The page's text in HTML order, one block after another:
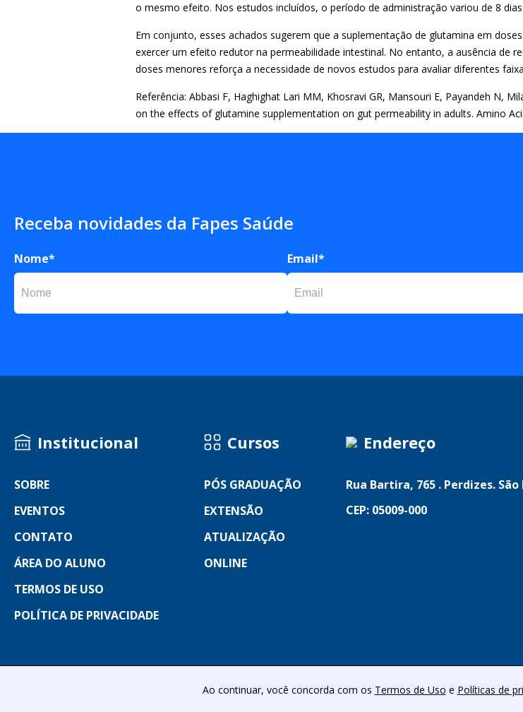
o mesmo efeito. Nos estudos incluídos, o período de administração variou de 8
Em conjunto, esses achados sugerem que a suplementação de glutamina em
exercer um efeito redutor na permeabilidade intestinal. No entanto, a ausência de
doses menores reforça a necessidade de novos estudos para avaliar diferentes
Referência: Abbasi F, Haghighat Lari MM, Khosravi GR, Mansouri E, Payandeh N,
on the effects of glutamine supplementation on gut permeability in adults. Amino
Receba novidades da Fapes Saúde
Nome* Email*
Institucional
SOBRE
EVENTOS
CONTATO
ÁREA DO ALUNO
TERMOS DE USO
POLÍTICA DE PRIVACIDADE
Cursos
PÓS GRADUAÇÃO
EXTENSÃO
ATUALIZAÇÃO
ONLINE
Endereço
Rua Bartira, 765 . Perdizes. São
CEP: 05009-000
Ao continuar, você concorda com os Termos de Uso e Políticas de